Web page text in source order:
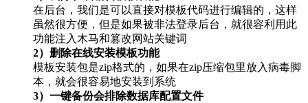
在后台，我们是可以直接对模板代码进行编辑的，这样
虽然很方便，但是如果被非法登录后台，就很容利用此
功能注入木马和篡改网站关键词
2）删除在线安装模板功能
模板安装包是zip格式的，如果在zip压缩包里放入病毒脚
本，就会很容易地安装到系统
3）一键备份会排除数据库配置文件